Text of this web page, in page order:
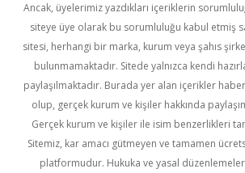
Ancak, üyelerimiz yazdıkları içeriklerin
siteye üye olarak bu sorumluluğu kabul etmiş
sitesi, herhangi bir marka, kurum veya şahıs
bulunmamaktadır. Sitede yalnızca kendi
paylaşılmaktadır. Burada yer alan içerikler
olup, gerçek kurum ve kişiler hakkında
Gerçek kurum ve kişiler ile isim benzerlikleri
Sitemiz, kar amacı gütmeyen ve tamamen
platformudur. Hukuka ve yasal